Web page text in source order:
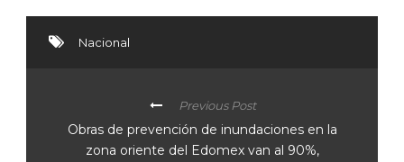
Nacional
Previous Post
Obras de prevención de inundaciones en la
zona oriente del Edomex van al 90%,